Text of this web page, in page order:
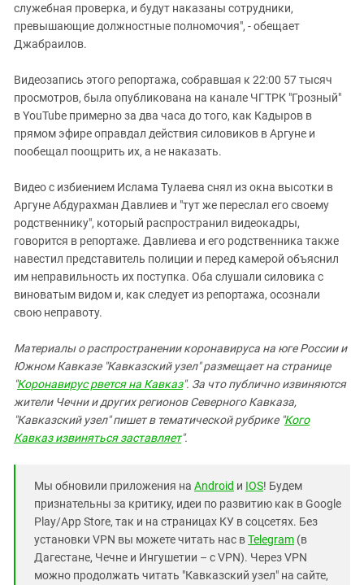
служебная проверка, и будут наказаны сотрудники,
превышающие должностные полномочия", - обещает
Джабраилов.
Видеозапись этого репортажа, собравшая к 22:00 57 тысяч
просмотров, была опубликована на канале ЧГТРК "Грозный"
в YouTube примерно за два часа до того, как Кадыров в
прямом эфире оправдал действия силовиков в Аргуне и
пообещал поощрить их, а не наказать.
Видео с избиением Ислама Тулаева снял из окна высотки в
Аргуне Абдурахман Давлиев и "тут же переслал его своему
родственнику", который распространил видеокадры,
говорится в репортаже. Давлиева и его родственника также
навестил представитель полиции и перед камерой объяснил
им неправильность их поступка. Оба слушали силовика с
виноватым видом и, как следует из репортажа, осознали
свою неправоту.
Материалы о распространении коронавируса на юге России и
Южном Кавказе "Кавказский узел" размещает на странице
"Коронавирус рвется на Кавказ". За что публично извиняются
жители Чечни и других регионов Северного Кавказа,
"Кавказский узел" пишет в тематической рубрике "Кого
Кавказ извиняться заставляет".
Мы обновили приложения на Android и IOS! Будем
признательны за критику, идеи по развитию как в Google
Play/App Store, так и на страницах КУ в соцсетях. Без
установки VPN вы можете читать нас вTelegram (в
Дагестане, Чечне и Ингушетии – с VPN). Через VPN
можно продолжать читать "Кавказский узел" на сайте,